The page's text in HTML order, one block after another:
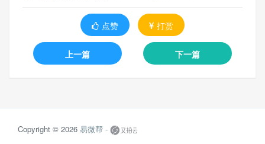
点赞 打赏
上一篇 下一篇
Copyright © 2026 易微帮 -